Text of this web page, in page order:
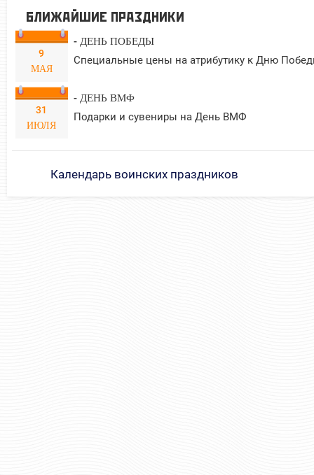
БЛИЖАЙШИЕ ПРАЗДНИКИ
9
МАЯ
- ДЕНЬ ПОБЕДЫ
Специальные цены на атрибутику к Дню
31
ИЮЛЯ
- ДЕНЬ ВМФ
Подарки и сувениры на День ВМФ
Календарь воинских праздников